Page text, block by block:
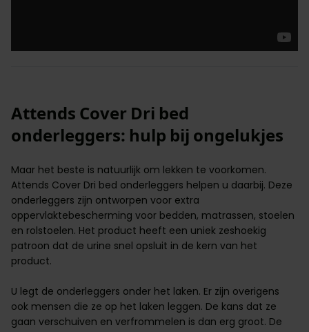
Attends Cover Dri bed
onderleggers: hulp bij ongelukjes
Maar het beste is natuurlijk om lekken te voorkomen.
Attends Cover Dri bed onderleggers helpen u daarbij. Deze
onderleggers zijn ontworpen voor extra
oppervlaktebescherming voor bedden, matrassen, stoelen
en rolstoelen. Het product heeft een uniek zeshoekig
patroon dat de urine snel opsluit in de kern van het
product.
U legt de onderleggers onder het laken. Er zijn overigens
ook mensen die ze op het laken leggen. De kans dat ze
gaan verschuiven en verfrommelen is dan erg groot. De